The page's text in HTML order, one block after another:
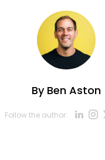
ByBen Aston
Follow the author: